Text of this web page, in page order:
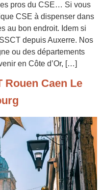
pros du CSE… Si vous
CSE à dispenser dans
au bon endroit. Idem si
depuis Auxerre. Nos
ou des départements
en Côte d’Or, […]
Rouen Caen Le